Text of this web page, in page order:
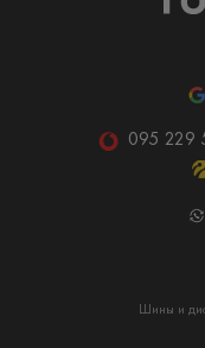
095 229
Шины и